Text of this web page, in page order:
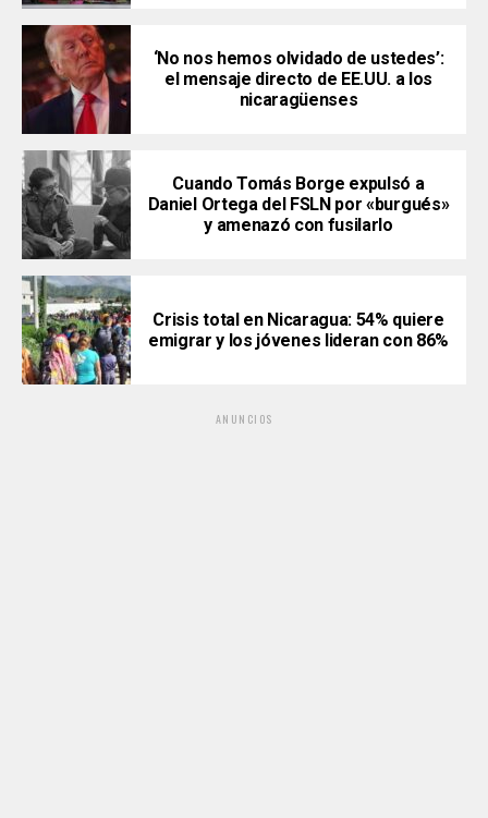
‘No nos hemos olvidado de ustedes’:
el mensaje directo de EE.UU. a los
nicaragüenses
Cuando Tomás Borge expulsó a
Daniel Ortega del FSLN por «burgués»
y amenazó con fusilarlo
Crisis total en Nicaragua: 54% quiere
emigrar y los jóvenes lideran con 86%
ANUNCIOS